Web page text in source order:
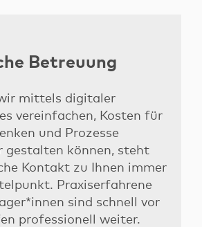
Betreuung
mittels digitaler
vereinfachen, Kosten für
und Prozesse
gestalten können, steht
Kontakt zu Ihnen immer
Praxiserfahrene
sind schnell vor
professionell weiter.